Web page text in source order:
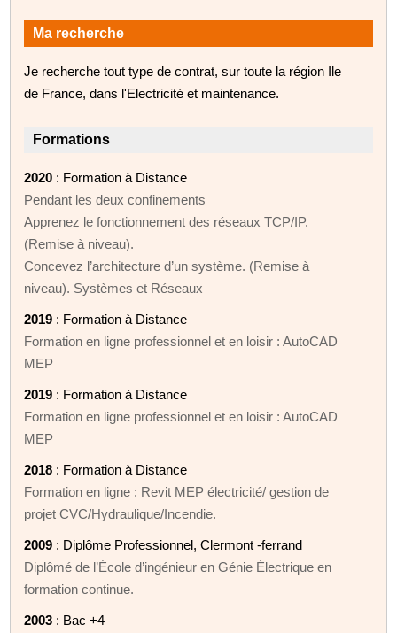
Ma recherche
Je recherche tout type de contrat, sur toute la région Ile
de France, dans l'Electricité et maintenance.
Formations
2020 : Formation à Distance
Pendant les deux confinements
Apprenez le fonctionnement des réseaux TCP/IP.
(Remise à niveau).
Concevez l’architecture d’un système. (Remise à
niveau). Systèmes et Réseaux
2019 : Formation à Distance
Formation en ligne professionnel et en loisir : AutoCAD
MEP
2019 : Formation à Distance
Formation en ligne professionnel et en loisir : AutoCAD
MEP
2018 : Formation à Distance
Formation en ligne : Revit MEP électricité/ gestion de
projet CVC/Hydraulique/Incendie.
2009 : Diplôme Professionnel, Clermont -ferrand
Diplômé de l’École d’ingénieur en Génie Électrique en
formation continue.
2003 : Bac +4